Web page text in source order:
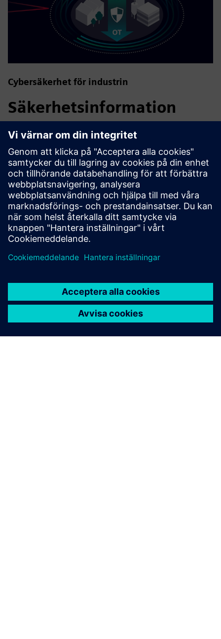
Cybersäkerhet för industrin
Säkerhetsinformation
För att skydda anläggningar, system, maskiner och nätverk
mot cyberhot är det nödvändigt att implementera — och
kontinuerligt upprätthålla — ett holistiskt, toppmodernt
industriellt säkerhetskoncept. Siemens produkter och
lösningar utgör bara en del av ett sådant koncept. För mer
information om industriell säkerhet, besök.
Läs mer